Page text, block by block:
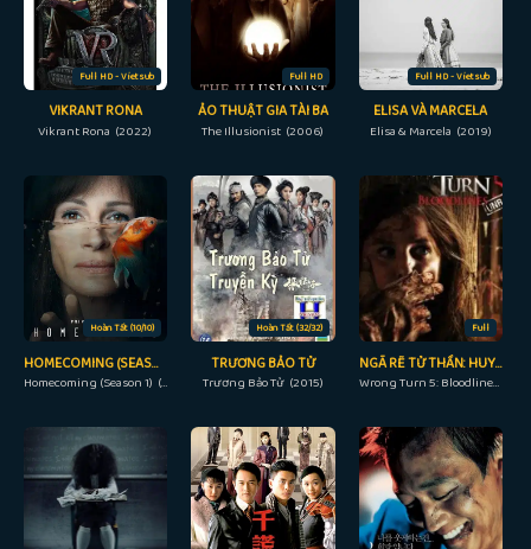
Full HD - Vietsub
VIKRANT RONA
Vikrant Rona (2022)
Full HD
ẢO THUẬT GIA TÀI BA
The Illusionist (2006)
Full HD - Vietsub
ELISA VÀ MARCELA
Elisa & Marcela (2019)
Hoàn Tất (10/10)
HOMECOMING (SEASON 1)
Homecoming (Season 1) (2018)
Hoàn Tất (32/32)
TRƯƠNG BẢO TỬ
Trương Bảo Tử (2015)
Full
NGÃ RẼ TỬ THẦN: HUYẾT THỐNG
Wrong Turn 5: Bloodlines (2012)